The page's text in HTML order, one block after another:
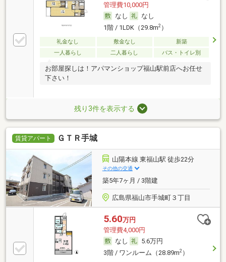
管理費10,000円
なし
なし
1階 / 1LDK（29.8m2）
礼金なし 敷金なし
新築
一人暮らし
二人暮らし バス・トイレ別
お部屋探しは！アパマンショップ福山駅前店へお任せ
下さい！
残り3件を表示する
賃貸アパート ＧＴＲ手城
山陽本線 東福山駅 徒歩22分
その他の交通
築5年7ヶ月 / 3階建
広島県福山市手城町３丁目
5.60万円
管理費4,000円
なし
5.6万円
3階 / ワンルーム（28.89m2）